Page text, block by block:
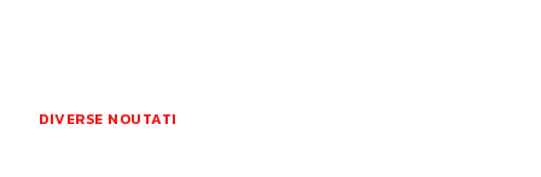
DIVERSE NOUTATI